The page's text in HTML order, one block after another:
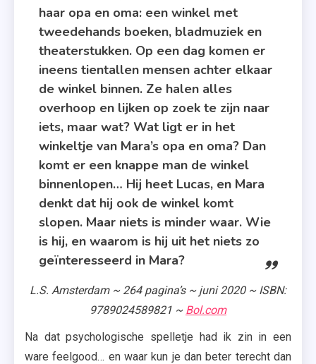
haar opa en oma: een winkel met
tweedehands boeken, bladmuziek en
theaterstukken. Op een dag komen er
ineens tientallen mensen achter elkaar
de winkel binnen. Ze halen alles
overhoop en lijken op zoek te zijn naar
iets, maar wat? Wat ligt er in het
winkeltje van Mara’s opa en oma? Dan
komt er een knappe man de winkel
binnenlopen… Hij heet Lucas, en Mara
denkt dat hij ook de winkel komt
slopen. Maar niets is minder waar. Wie
is hij, en waarom is hij uit het niets zo
geïnteresseerd in Mara?
L.S. Amsterdam ~ 264 pagina’s ~ juni 2020 ~ ISBN:
9789024589821 ~ Bol.com
Na dat psychologische spelletje had ik zin in een
ware feelgood… en waar kun je dan beter terecht dan